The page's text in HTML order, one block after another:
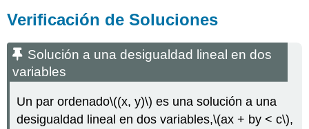
Verificación de Soluciones
Solución a una desigualdad lineal en dos
variables
Un par ordenado\((x, y)\) es una solución a una
desigualdad lineal en dos variables,\(ax + by < c\),